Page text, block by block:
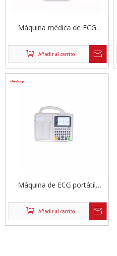
Máquina médica de ECG
Añadir al carrito
Máquina de ECG portátil
Añadir al carrito